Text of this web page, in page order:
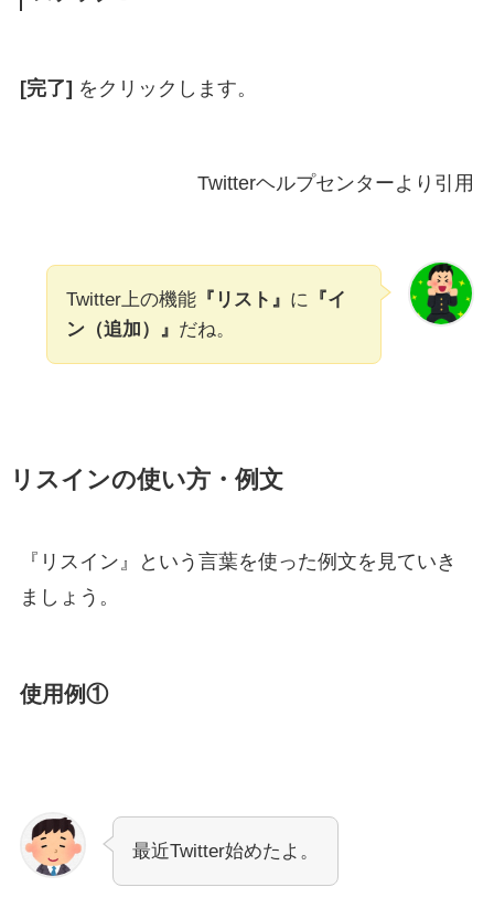
[完了] をクリックします。
Twitterヘルプセンターより引用
Twitter上の機能『リスト』 に
『イ
ン（追加）』 だね。
リスインの使い方・例文
『リスイン』という言葉を使った例文を見ていき
ましょう。
使用例①
最近Twitter始めたよ。